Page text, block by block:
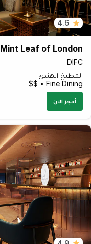
4.6
Mint Leaf of London
DIFC
المطبخ الهندي
Fine Dining • $$
أحجز الان